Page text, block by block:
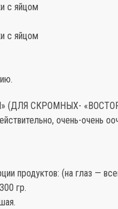
с яйцом
с яйцом
(ДЛЯ СКРОМНЫХ-
очень-очень
продуктов: (на глаз —
гр.